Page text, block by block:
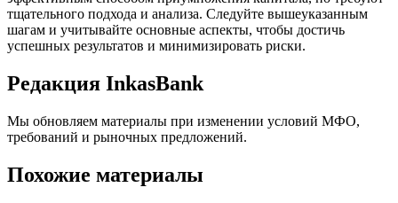
тщательного подхода и анализа. Следуйте вышеуказанным
шагам и учитывайте основные аспекты, чтобы достичь
успешных результатов и минимизировать риски.
Редакция InkasBank
Мы обновляем материалы при изменении условий МФО,
требований и рыночных предложений.
Похожие материалы